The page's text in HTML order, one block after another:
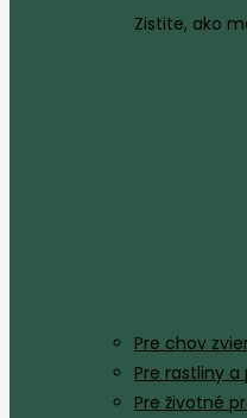
Zistite, ako
Pre chov
Pre rastliny a
Pre životné